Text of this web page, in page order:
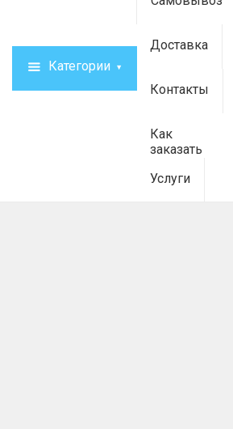
Категории
Доставка
Контакты
Как
заказать
Услуги